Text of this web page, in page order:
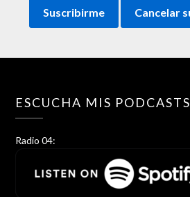
ESCUCHA MIS PODCASTS
Radio 04: